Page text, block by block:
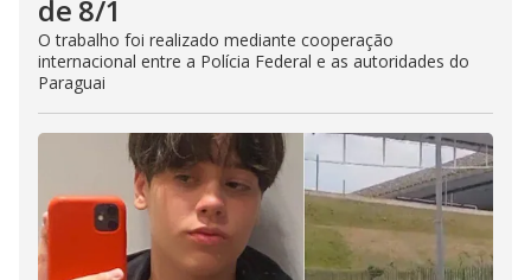
de 8/1
O trabalho foi realizado mediante cooperação
internacional entre a Polícia Federal e as autoridades do
Paraguai